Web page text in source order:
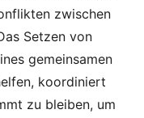
zwischen
Setzen von
gemeinsamen
koordiniert
zu bleiben, um